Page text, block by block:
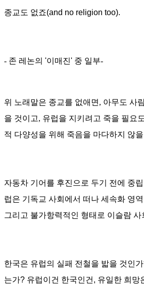
종교도 없죠(and no religion too).
- 존 레논의 '이매진' 중 일부-
위 노래말은 종교를 없애면 , 아무도 사
을 것이고, 유럽을 지키려고 죽을 필요
적 다양성을 위해 죽음을 마다하지 않
자동차 기어를 후진으로 두기 전에 중
럽은 기독교 사회에서 떠나 세속화 영
그리고 불가항력적인 형태로 이슬람 사
한국은 유럽의 실패 전철을 밟을 것인
는가? 유럽이건 한국인건, 유일한 희망